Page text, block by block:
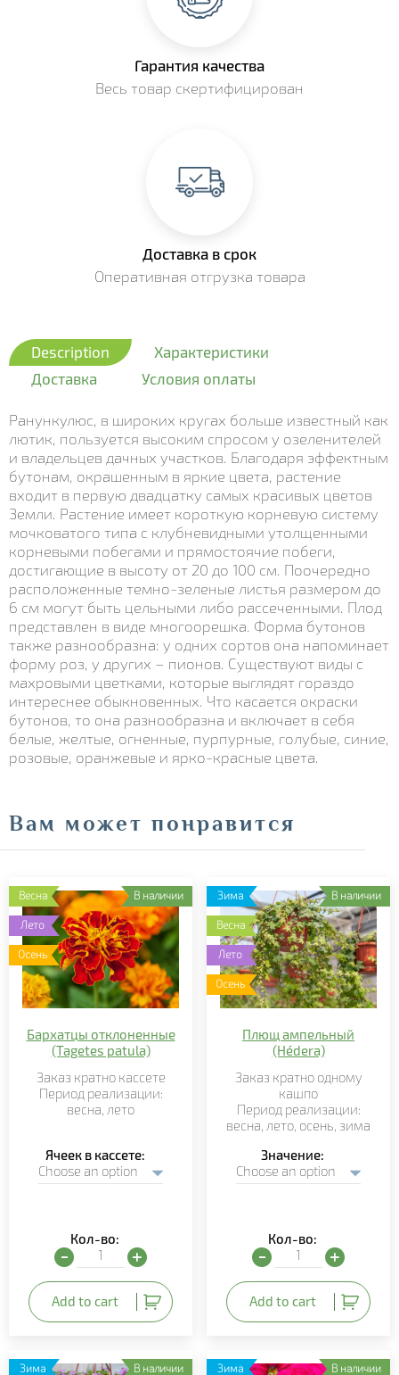
Гарантия качества
Весь товар скертифицирован
Доставка в срок
Оперативная отгрузка товара
Description
Характеристики
Доставка
Условия оплаты
Ранункулюс, в широких кругах больше известный как
лютик, пользуется высоким спросом у озеленителей
и владельцев дачных участков. Благодаря эффектным
бутонам, окрашенным в яркие цвета, растение
входит в первую двадцатку самых красивых цветов
Земли. Растение имеет короткую корневую систему
мочковатого типа с клубневидными утолщенными
корневыми побегами и прямостоячие побеги,
достигающие в высоту от 20 до 100 см. Поочередно
расположенные темно-зеленые листья размером до
6 см могут быть цельными либо рассеченными. Плод
представлен в виде многоорешка. Форма бутонов
также разнообразна: у одних сортов она напоминает
форму роз, у других – пионов. Существуют виды с
махровыми цветками, которые выглядят гораздо
интереснее обыкновенных. Что касается окраски
бутонов, то она разнообразна и включает в себя
белые, желтые, огненные, пурпурные, голубые, синие,
розовые, оранжевые и ярко-красные цвета.
Вам может понравится
В наличии
Весна
Лето
Осень
Бархатцы отклоненные
(Tagetes patula)
Заказ кратно кассете
Период реализации:
весна, лето
Ячеек в кассете
Кол-во:
Бархатцы отклоненные (Tagetes patula) quantity
Add to cart
В наличии
Зима
Весна
Лето
Осень
Плющ ампельный
(Hédera)
Заказ кратно одному
кашпо
Период реализации:
весна, лето, осень, зима
Значение
Кол-во:
Плющ ампельный
Add to cart
В наличии
Зима В наличии
Зима